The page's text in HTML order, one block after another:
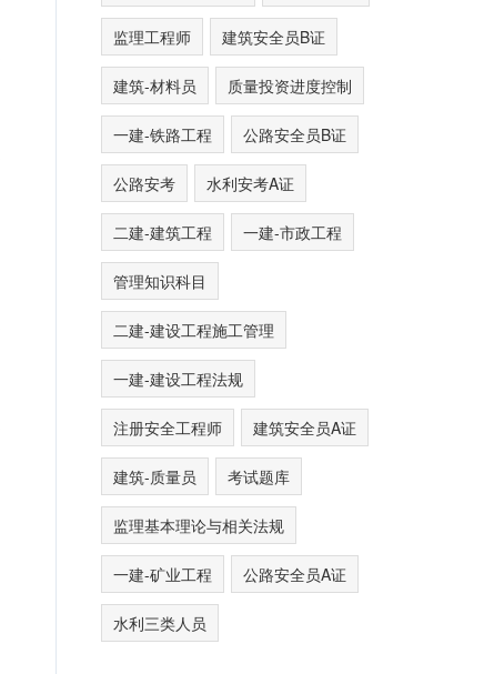
监理工程师 建筑安全员B证
建筑-材料员 质量投资进度控制
一建-铁路工程 公路安全员B证
公路安考 水利安考A证
二建-建筑工程 一建-市政工程
管理知识科目
二建-建设工程施工管理
一建-建设工程法规
注册安全工程师 建筑安全员A证
建筑-质量员 考试题库
监理基本理论与相关法规
一建-矿业工程 公路安全员A证
水利三类人员